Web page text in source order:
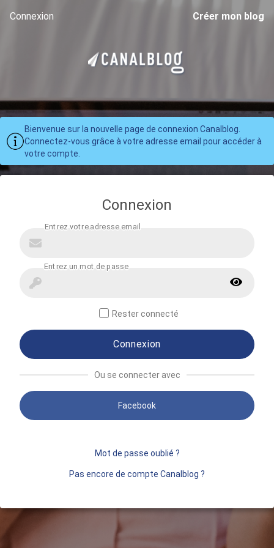
Connexion Créer mon blog
Bienvenue sur la nouvelle page de connexion Canalblog.
Connectez-vous grâce à votre adresse email pour accéder à
votre compte.
Connexion
Rester connecté
Connexion
Ou se connecter avec
Facebook
Mot de passe oublié ?
Pas encore de compte Canalblog ?